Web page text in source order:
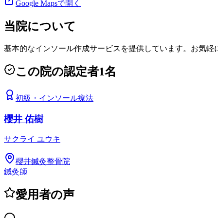
Google Mapsで開く
当院について
基本的なインソール作成サービスを提供しています。お気軽
この院の認定者1名
初級 ・ インソール療法
櫻井 佑樹
サクライ ユウキ
櫻井鍼灸整骨院
鍼灸師
愛用者の声